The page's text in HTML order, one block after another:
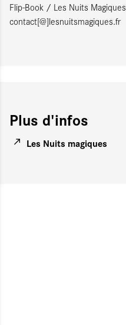
Flip-Book / Les Nuits Magiques
contact[@]lesnuitsmagiques.fr
Plus d'infos
Les Nuits magiques